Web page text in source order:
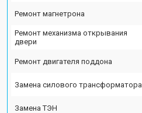
Ремонт магнетрона
Ремонт механизма открывания
двери
Ремонт двигателя поддона
Замена силового трансформатора
Замена ТЭН